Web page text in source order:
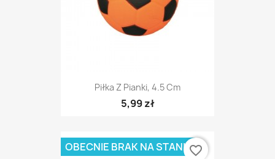
Piłka Z Pianki, 4.5 Cm
5,99 zł
OBECNIE BRAK NA STANIEfavorite_border